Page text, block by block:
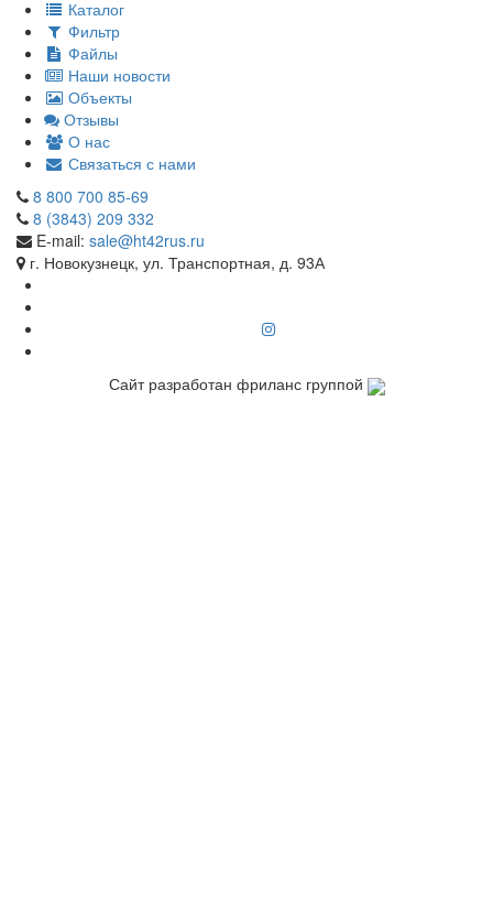
Каталог
Фильтр
Файлы
Наши новости
Объекты
Отзывы
О нас
Связаться с нами
8 800 700 85-69
8 (3843) 209 332
E-mail: sale@ht42rus.ru
г. Новокузнецк, ул. Транспортная, д. 93А
Сайт разработан фриланс группой